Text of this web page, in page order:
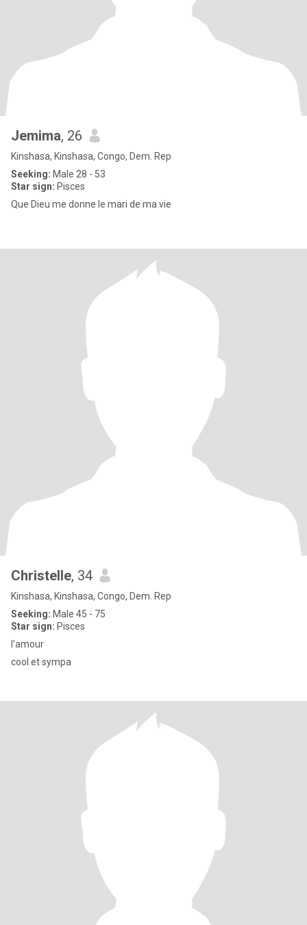
Jemima, 26
Kinshasa, Kinshasa, Congo, Dem. Rep
Seeking: Male 28 - 53
Star sign: Pisces
Que Dieu me donne le mari de ma vie
Christelle, 34
Kinshasa, Kinshasa, Congo, Dem. Rep
Seeking: Male 45 - 75
Star sign: Pisces
l’amour
cool et sympa